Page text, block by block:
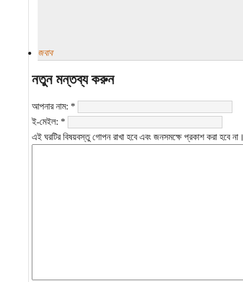
জবাব
নতুন মন্তব্য করুন
আপনার নাম: *
ই-মেইল: *
এই ঘরটির বিষয়বস্তু গোপন রাখা হবে এবং জনসমক্ষে প্রকাশ করা হবে না।